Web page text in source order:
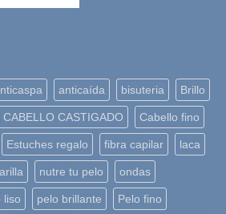
anticaída bisuteria Brillo
CABELLO CASTIGADO Cabello fino
Estuches regalo fibra capilar laca
nutre tu pelo ondas
liso pelo brillante Pelo fino